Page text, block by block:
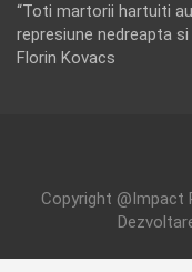
“Toti martorii hartuiti
represiune nedreapta
Florin Kovacs
Copyright @Impact